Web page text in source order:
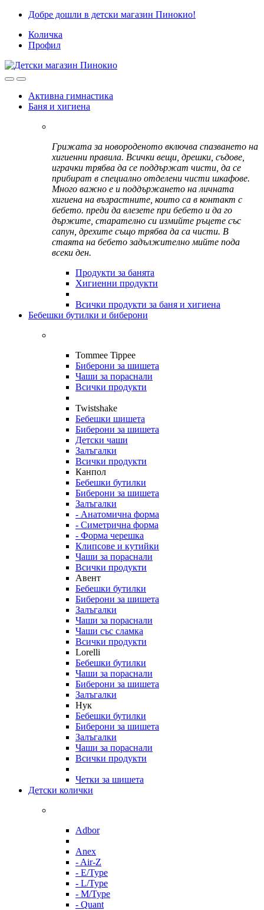
Skip
navigation
Skip
content
Добре дошли в детски магазин Пинокио!
Количка
Профил
Активна гимнастика
Баня и хигиена
Грижата за новороденото включва спазването на
хигиенни правила. Всички вещи, дрешки, съдове,
играчки трябва да се поддържат чисти, да се
прибират в специално отделени чисти шкафове.
Много важно е и поддържането на личната
хигиена на възрастните, които са в контакт с
бебето. преди да влезете при бебето и да го
държите, старателно си измийте ръцете със
сапун, дрехите също трябва да са чисти. В
стаята на бебето задължително мийте пода
всеки ден.
Продукти за банята
Хигиенни продукти
Всички продукти за баня и хигиена
Бебешки бутилки и биберони
Tommee Tippee
Биберони за шишета
Чаши за пораснали
Всички продукти
Twistshake
Бебешки шишета
Биберони за шишета
Детски чаши
Залъгалки
Всички продукти
Канпол
Бебешки бутилки
Биберони за шишета
Залъгалки
- Анатомична форма
- Симетрична форма
- Форма черешка
Клипсове и кутийки
Чаши за пораснали
Всички продукти
Авент
Бебешки бутилки
Биберони за шишета
Залъгалки
Чаши за пораснали
Чаши със сламка
Всички продукти
Lorelli
Бебешки бутилки
Чаши за пораснали
Биберони за шишета
Залъгалки
Нук
Бебешки бутилки
Биберони за шишета
Залъгалки
Чаши за пораснали
Всички продукти
Четки за шишета
Детски колички
Adbor
Anex
- Air-Z
- E/Type
- L/Type
- M/Type
- Quant